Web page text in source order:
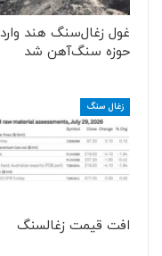
غول زغال‌سنگ هند وارد
حوزه سنگ‌آهن شد
زغال سنگ
افت قیمت زغالسنگ